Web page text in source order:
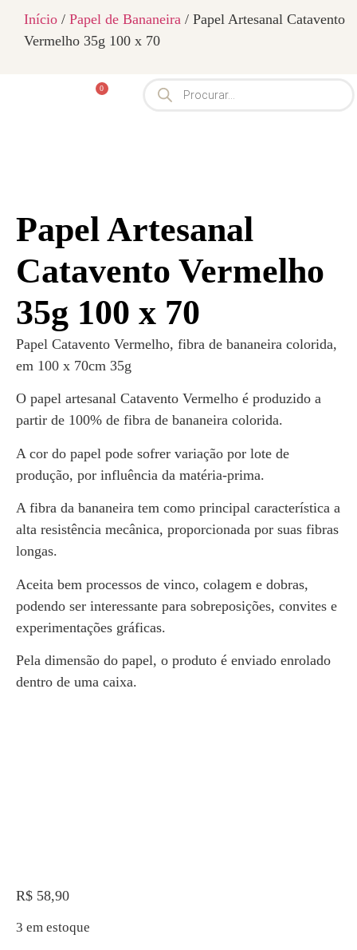
0
Início / Papel de Bananeira / Papel Artesanal Catavento
Vermelho 35g 100 x 70
Papel Artesanal
Catavento Vermelho
35g 100 x 70
Papel Catavento Vermelho, fibra de bananeira colorida,
em 100 x 70cm 35g
O papel artesanal Catavento Vermelho é produzido a
partir de 100% de fibra de bananeira colorida.
A cor do papel pode sofrer variação por lote de
produção, por influência da matéria-prima.
A fibra da bananeira tem como principal característica a
alta resistência mecânica, proporcionada por suas fibras
longas.
Aceita bem processos de vinco, colagem e dobras,
podendo ser interessante para sobreposições, convites e
experimentações gráficas.
Pela dimensão do papel, o produto é enviado enrolado
dentro de uma caixa.
R$ 58,90
3 em estoque